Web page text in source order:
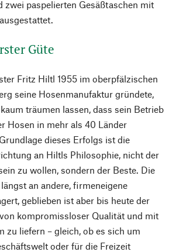
zwei paspelierten Gesäßtaschen mit
Güte
Fritz Hiltl 1955 im oberpfälzischen
seine Hosenmanufaktur gründete,
träumen lassen, dass sein Betrieb
Hosen in mehr als 40 Länder
dieses Erfolgs ist die
an Hiltls Philosophie, nicht der
zu wollen, sondern der Beste. Die
an andere, firmeneigene
geblieben ist aber bis heute der
kompromissloser Qualität und mit
zu liefern – gleich, ob es sich um
oder für die Freizeit